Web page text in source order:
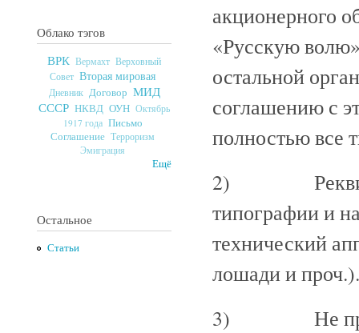
Облако тэгов
ВРК Вермахт Верховный
Совет Вторая мировая
Дневник Договор МИД
СССР НКВД ОУН Октябрь
1917 года Письмо
Соглашение Терроризм
Эмиграция
Ещё
Остальное
Статьи
акционерного
«Русскую
остальной
соглашению с
полностью все
2)
типографии и
технический
лошади и проч.).
3) Не